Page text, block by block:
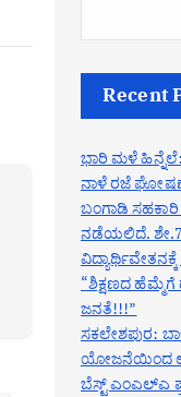
Recent
ಭಾರಿ ಮಳೆ ಹಿನ್ನೆಲೆ:
ನಾಳೆ ರಜೆ
ಬಂಗಾಡಿ
ನಡೆಯಲಿದೆ.
“ಶಿಕ್ಷಣದ ಹೆಮ್ಮೆಗೆ
ಜನತೆ!!!”
ಸಕಲೇಶಪುರ:
ಯೋಜನೆಯಿಂದ
ಬೆಸ್ಟ್ ಎಂಎಲ್ಎ